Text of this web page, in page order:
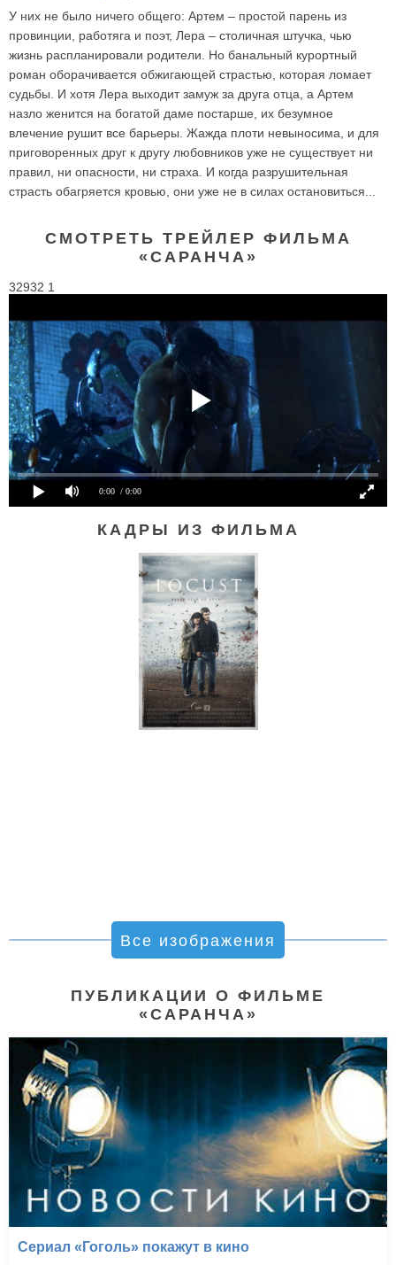
У них не было ничего общего: Артем – простой парень из
провинции, работяга и поэт, Лера – столичная штучка, чью
жизнь распланировали родители. Но банальный курортный
роман оборачивается обжигающей страстью, которая ломает
судьбы. И хотя Лера выходит замуж за друга отца, а Артем
назло женится на богатой даме постарше, их безумное
влечение рушит все барьеры. Жажда плоти невыносима, и для
приговоренных друг к другу любовников уже не существует ни
правил, ни опасности, ни страха. И когда разрушительная
страсть обагряется кровью, они уже не в силах остановиться...
СМОТРЕТЬ ТРЕЙЛЕР ФИЛЬМА
«САРАНЧА»
32932 1
0:00 / 0:00
КАДРЫ ИЗ ФИЛЬМА
Все изображения
ПУБЛИКАЦИИ О ФИЛЬМЕ
«САРАНЧА»
Сериал «Гоголь» покажут в кино